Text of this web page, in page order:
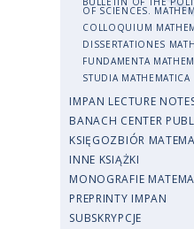
OF SCIENCES.
COLLOQUIUM
DISSERTATIONES
FUNDAMENTA
STUDIA MATHEMATICA
IMPAN LECTURE
BANACH CENTER
KSIĘGOZBIÓR
INNE KSIĄŻKI
MONOGRAFIE
PREPRINTY IMPAN
SUBSKRYPCJE